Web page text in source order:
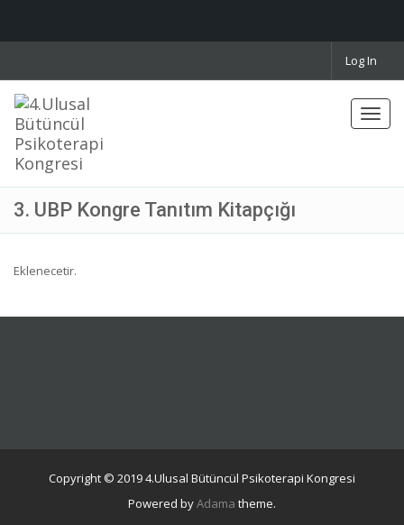
Log In
3. UBP Kongre Tanıtım Kitapçığı
Eklenecetir.
Copyright © 2019 4.Ulusal Bütüncül Psikoterapi Kongresi
Powered byAdama theme.